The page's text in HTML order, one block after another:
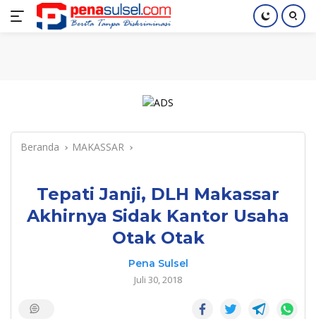
Langsung
Home Nasional Pendidikan Index
Beranda MAKASSAR
Tepati Janji, DLH Makassar
Akhirnya Sidak Kantor Usaha
Otak Otak
Pena Sulsel
Juli 30, 2018